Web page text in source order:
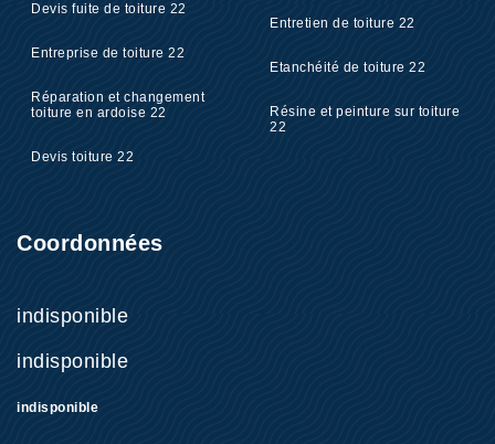
Devis fuite de toiture 22
Entreprise de toiture 22
Réparation et changement
toiture en ardoise 22
Devis toiture 22
Entretien de toiture 22
Etanchéité de toiture 22
Résine et peinture sur toiture
22
Coordonnées
indisponible
indisponible
indisponible